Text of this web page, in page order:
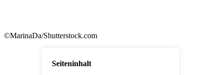
©MarinaDa/Shutterstock.com
Seiteninhalt